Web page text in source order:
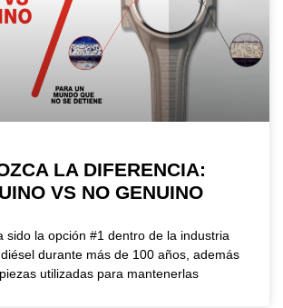
LA DIFERENCIA:
VS NO GENUINO
sido la opción #1 dentro de la industria
durante más de 100 años, además
utilizadas para mantenerlas